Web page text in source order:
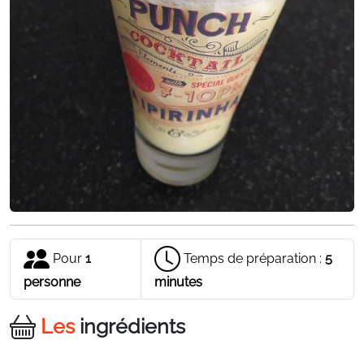
Pour 1
personne
Temps de préparation : 5
minutes
Lesingrédients